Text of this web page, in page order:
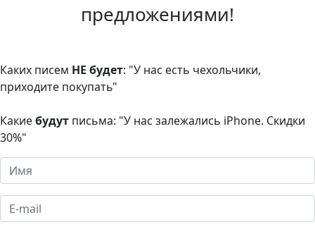
предложениями!
Каких писем НЕ будет: "У нас есть чехольчики,
приходите покупать"
Какиебудут письма: "У нас залежались iPhone. Скидки
30%"